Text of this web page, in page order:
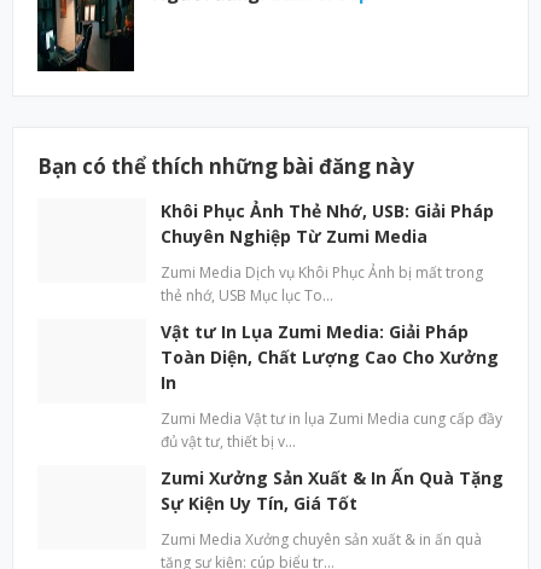
Bạn có thể thích những bài đăng này
Khôi Phục Ảnh Thẻ Nhớ, USB: Giải Pháp
Chuyên Nghiệp Từ Zumi Media
Zumi Media Dịch vụ Khôi Phục Ảnh bị mất trong
thẻ nhớ, USB Mục lục To…
Vật tư In Lụa Zumi Media: Giải Pháp
Toàn Diện, Chất Lượng Cao Cho Xưởng
In
Zumi Media Vật tư in lụa Zumi Media cung cấp đầy
đủ vật tư, thiết bị v…
Zumi Xưởng Sản Xuất & In Ấn Quà Tặng
Sự Kiện Uy Tín, Giá Tốt
Zumi Media Xưởng chuyên sản xuất & in ấn quà
tặng sự kiện: cúp biểu tr…